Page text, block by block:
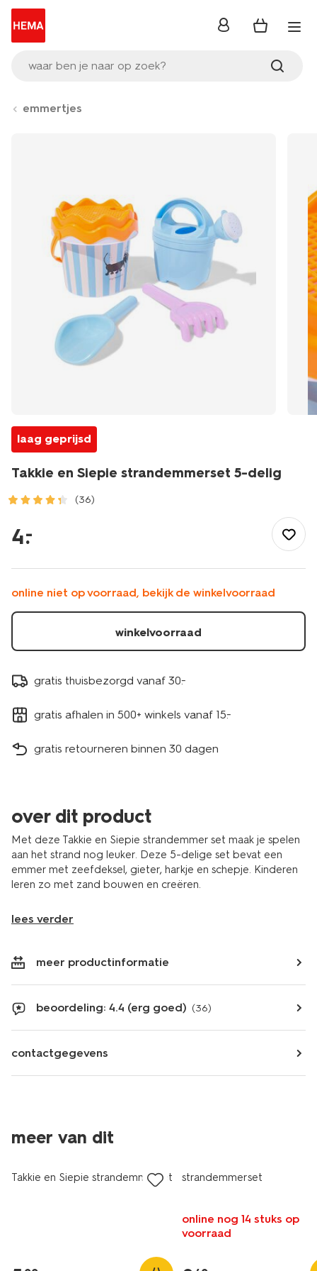
waar ben je naar op zoek?
inloggen
emmertjes
laag geprijsd
Takkie en Siepie strandemmerset 5-delig
(36)
hobby/buitenspeelgoed/strandspeelgoed/emmertjes/takkie-
en-
strandemmerset-
15800203.html
4.
–
online niet op voorraad, bekijk de winkelvoorraad
winkelvoorraad
gratis thuisbezorgd vanaf 30.-
gratis afhalen in 500+ winkels vanaf 15.-
gratis retourneren binnen 30 dagen
over dit product
Met deze Takkie en Siepie strandemmer set maak je spelen
aan het strand nog leuker. Deze 5-delige set bevat een
emmer met zeefdeksel, gieter, harkje en schepje. Kinderen
leren zo met zand bouwen en creëren.
lees verder
meer productinformatie
beoordeling: 4.4 (erg goed) (36)
contactgegevens
meer van dit
Takkie en Siepie strandemmerset strandemmerset
online nog 14 stuks op
voorraad